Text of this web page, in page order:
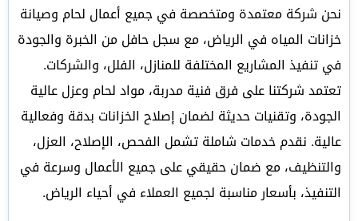
نحن شركة معتمدة ومتخصصة في جميع أعمال لحام وصيانة
خزانات المياه في الرياض، مع سجل حافل من الخبرة والجودة
في تنفيذ المشاريع المختلفة للمنازل، الفلل، والشركات.
تعتمد شركتنا على فرق فنية مدربة، مواد لحام وعزل عالية
الجودة، وتقنيات حديثة لضمان إصلاح الخزانات بدقة وفعالية
عالية. نقدم خدمات شاملة تشمل الفحص، الإصلاح، العزل،
والتنظيف، مع ضمان حقيقي على جميع الأعمال وسرعة في
التنفيذ، بأسعار مناسبة لجميع العملاء في أحياء الرياض.